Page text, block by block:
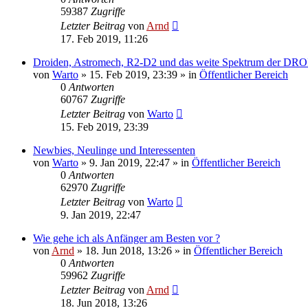
59387 Zugriffe
Letzter Beitrag von Arnd
17. Feb 2019, 11:26
Droiden, Astromech, R2-D2 und das weite Spektrum der
von Warto » 15. Feb 2019, 23:39 » in Öffentlicher Bereich
0 Antworten
60767 Zugriffe
Letzter Beitrag von Warto
15. Feb 2019, 23:39
Newbies, Neulinge und Interessenten
von Warto » 9. Jan 2019, 22:47 » in Öffentlicher Bereich
0 Antworten
62970 Zugriffe
Letzter Beitrag von Warto
9. Jan 2019, 22:47
Wie gehe ich als Anfänger am Besten vor ?
von Arnd » 18. Jun 2018, 13:26 » in Öffentlicher Bereich
0 Antworten
59962 Zugriffe
Letzter Beitrag von Arnd
18. Jun 2018, 13:26